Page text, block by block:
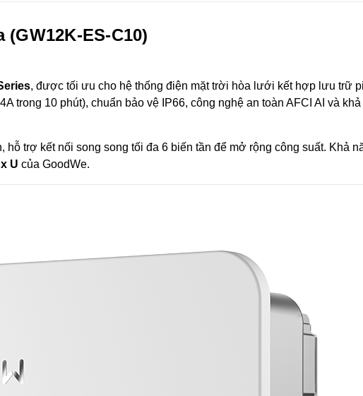
(GW12K-ES-C10)
, được tối ưu cho hệ thống điện mặt trời hòa lưới kết hợp lưu trữ
trong 10 phút), chuẩn bảo vệ IP66, công nghệ an toàn AFCI AI và
trợ kết nối song song tối đa 6 biến tần để mở rộng công suất. Khả
U của GoodWe.